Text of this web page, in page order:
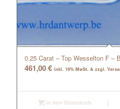
0.25 Carat – Top Wesselton F –
461,00€ inkl. 19% MwSt. & zzgl.
In den Warenkorb